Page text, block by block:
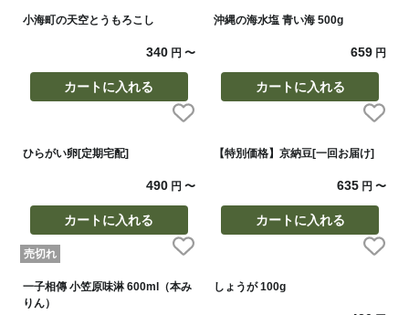
小海町の天空とうもろこし
340円 〜
カートに入れる
沖縄の海水塩 青い海 500g
659 円
カートに入れる
ひらがい卵[定期宅配]
490円 〜
カートに入れる
【特別価格】京納豆[一回お届け]
635 円〜
カートに入れる
売切れ
一子相傳 小笠原味淋 600ml（本み
りん）
しょうが 100g